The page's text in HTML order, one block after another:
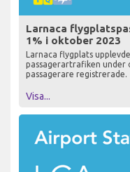
Larnaca
1% i oktober 2023
Larnaca flygplats
passagerartrafiken under
passagerare registrerade.
Visa...